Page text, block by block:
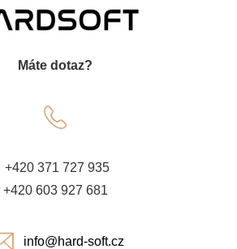
Máte dotaz?
+420 371 727 935
+420 603 927 681
info@hard-soft.cz